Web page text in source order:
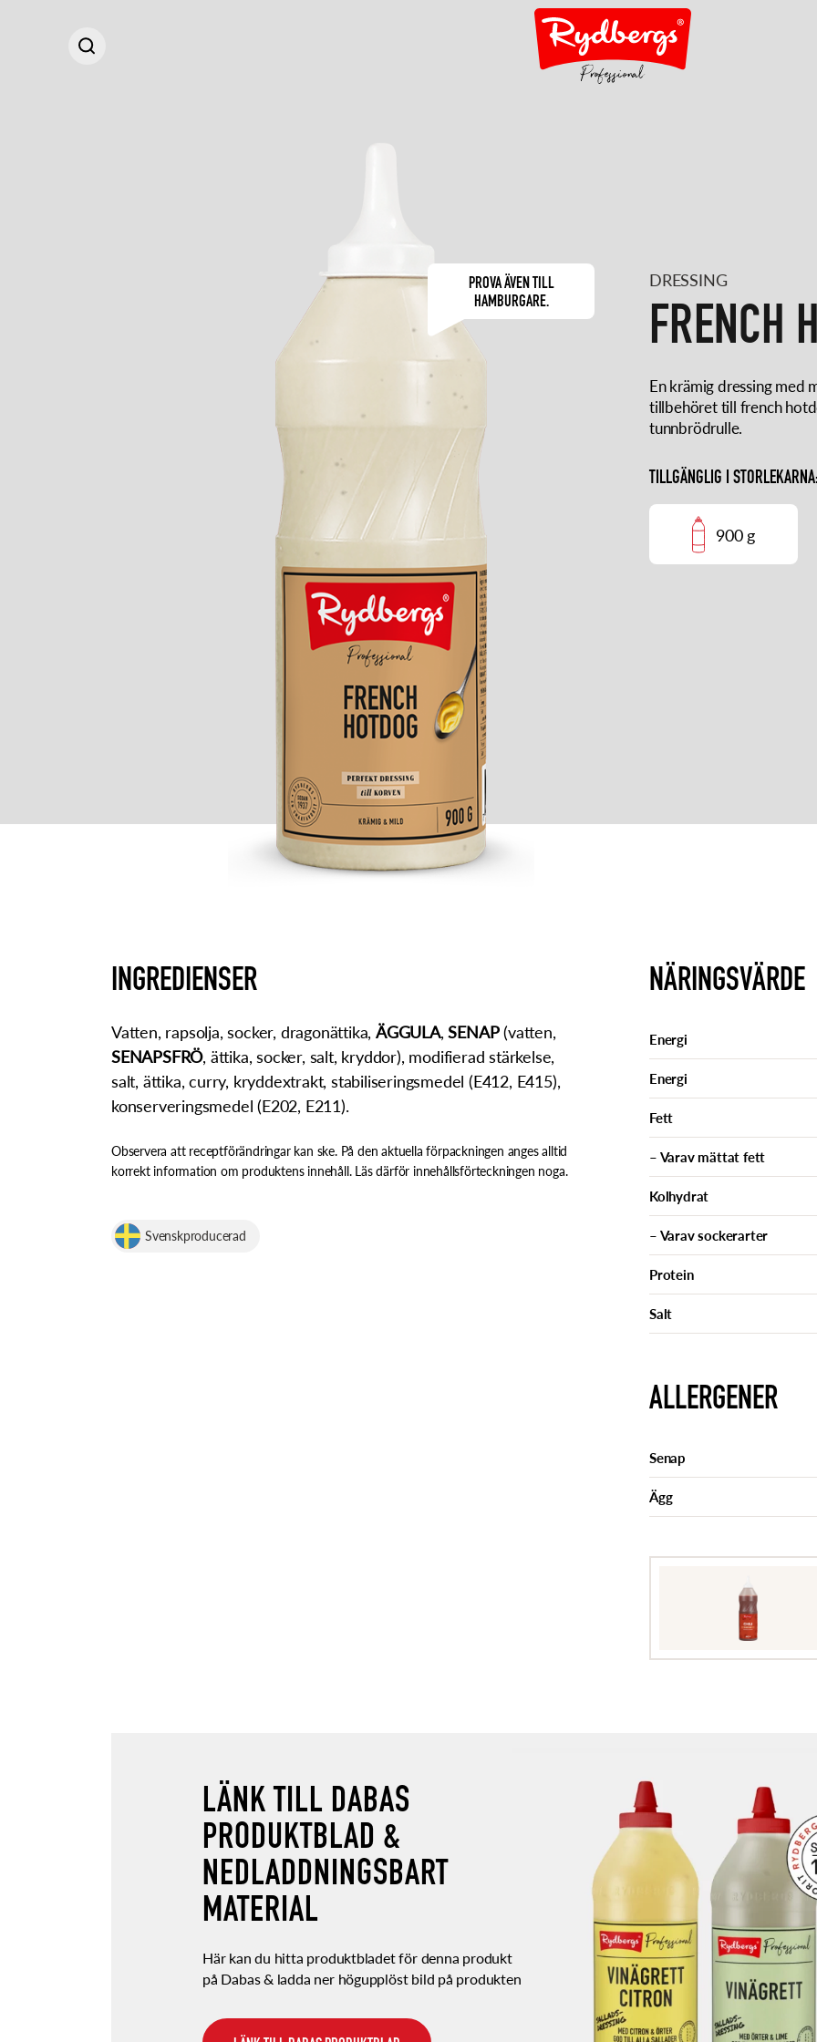
PROVA ÄVEN TILL
HAMBURGARE.
DRESSING
FRENCH
En krämig dressing med
tillbehöret till french
tunnbrödrulle.
TILLGÄNGLIG I
900 g
INGREDIENSER
Vatten, rapsolja, socker, dragonättika, ÄGGULA,SENAP(vatten,
SENAPSFRÖ, ättika, socker, salt, kryddor), modifierad stärkelse,
salt, ättika, curry, kryddextrakt, stabiliseringsmedel (E412, E415),
konserveringsmedel (E202, E211).
Observera att receptförändringar kan ske. På den aktuella förpackningen anges alltid
korrekt information om produktens innehåll. Läs därför innehållsförteckningen noga.
Svenskproducerad
NÄRINGSVÄRDE
Energi
Energi
Fett
– Varav mättat fett
Kolhydrat
– Varav sockerarter
Protein
Salt
ALLERGENER
Senap
Ägg
LÄNK TILL DABAS
PRODUKTBLAD &
NEDLADDNINGSBART
MATERIAL
Här kan du hitta produktbladet för denna produkt
på Dabas & ladda ner högupplöst bild på produkten